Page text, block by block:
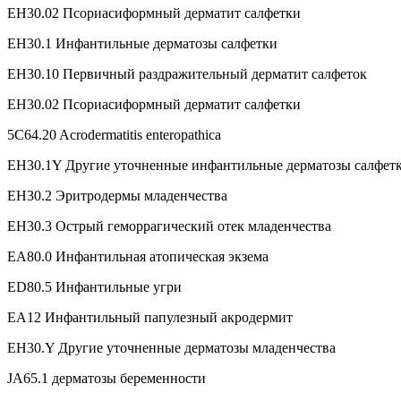
EH30.02 Псориасиформный дерматит салфетки
EH30.1 Инфантильные дерматозы салфетки
EH30.10 Первичный раздражительный дерматит салфеток
EH30.02 Псориасиформный дерматит салфетки
5C64.20 Acrodermatitis enteropathica
EH30.1Y Другие уточненные инфантильные дерматозы
EH30.2 Эритродермы младенчества
EH30.3 Острый геморрагический отек младенчества
EA80.0 Инфантильная атопическая экзема
ED80.5 Инфантильные угри
EA12 Инфантильный папулезный акродермит
EH30.Y Другие уточненные дерматозы младенчества
JA65.1 дерматозы беременности